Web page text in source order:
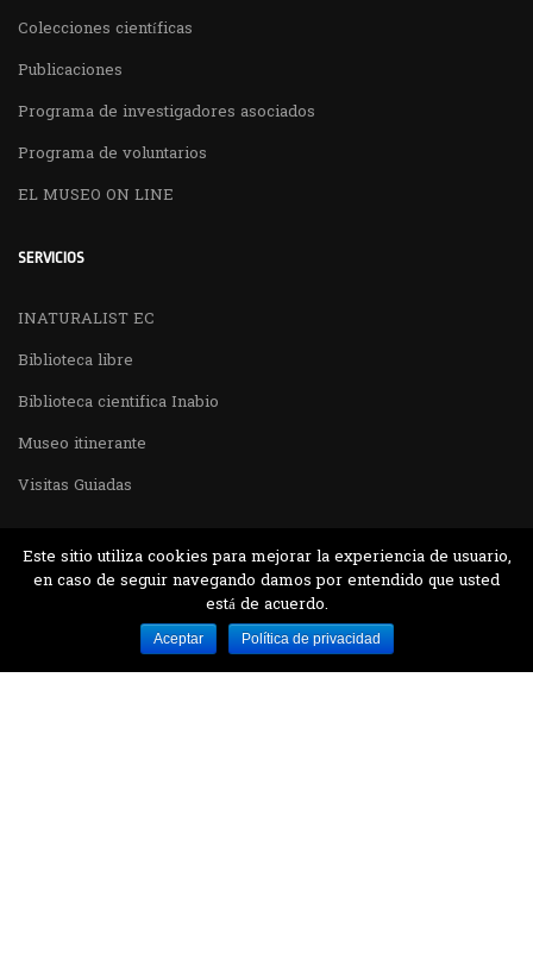
Colecciones científicas
Publicaciones
Programa de investigadores asociados
Programa de voluntarios
EL MUSEO ON LINE
SERVICIOS
INATURALIST EC
Biblioteca libre
Biblioteca cientifica Inabio
Museo itinerante
Visitas Guiadas
Desarrollado por MJTEC.
Este sitio utiliza cookies para mejorar la experiencia de usuario,
en caso de seguir navegando damos por entendido que usted
está de acuerdo.
Aceptar Política de privacidad